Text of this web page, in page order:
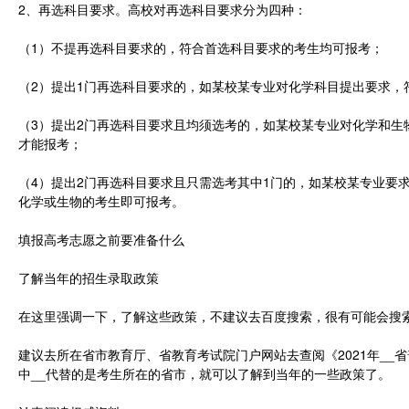
2、再选科目要求。高校对再选科目要求分为四种：
（1）不提再选科目要求的，符合首选科目要求的考生均可报考；
（2）提出1门再选科目要求的，如某校某专业对化学科目提出要求
（3）提出2门再选科目要求且均须选考的，如某校某专业对化学和
才能报考；
（4）提出2门再选科目要求且只需选考其中1门的，如某校某专业
化学或生物的考生即可报考。
填报高考志愿之前要准备什么
了解当年的招生录取政策
在这里强调一下，了解这些政策，不建议去百度搜索，很有可能会搜
建议去所在省市教育厅、省教育考试院门户网站去查阅《2021年__
中__代替的是考生所在的省市，就可以了解到当年的一些政策了。